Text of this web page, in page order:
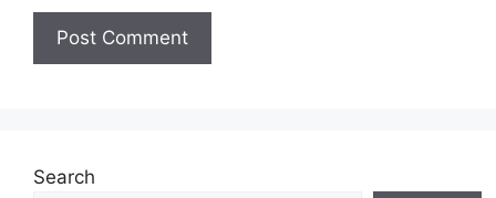
Search